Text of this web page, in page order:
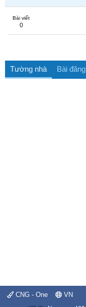
Bài viết
0
Tường nhà Bài đăng
CNG - One VN